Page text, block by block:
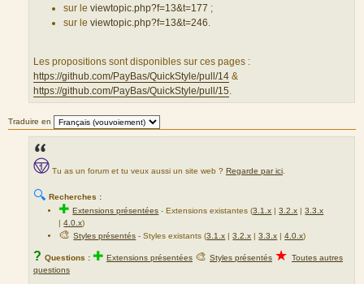
sur leviewtopic.php?f=13&t=177 ;
sur leviewtopic.php?f=13&t=246.
Les propositions sont disponibles sur ces pages :
https://github.com/PayBas/QuickStyle/pull/14 &
https://github.com/PayBas/QuickStyle/pull/15.
Traduire en
Tu as un forum et tu veux aussi un site web ? Regarde par ici
🔍 Recherches :
✚Extensions présentées -Extensions existantes (3.1.x |3.2.x |3.3.x
|4.0.x)
🎨Styles présentés - Styles existants (3.1.x |3.2.x |3.3.x |4.0.x)
? Questions : ✚ Extensions présentées 🎨 Styles présentés ★ Toutes autres
questions